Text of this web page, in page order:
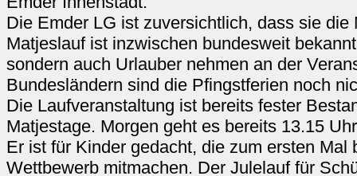
Die Emder LG ist zuversichtlich, dass sie die
Matjeslauf ist inzwischen bundesweit
sondern auch Urlauber nehmen an der
Bundesländern sind die Pfingstferien noch
Die Laufveranstaltung ist bereits fester
Matjestage. Morgen geht es bereits 13.15
Er ist für Kinder gedacht, die zum ersten Mal
Wettbewerb mitmachen. Der Julelauf für